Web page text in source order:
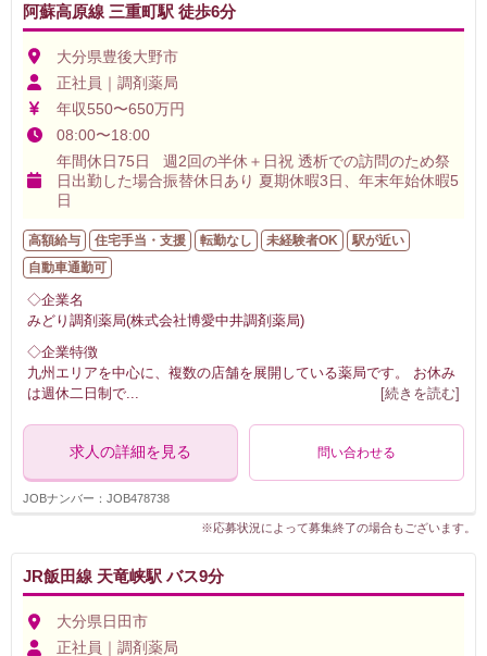
阿蘇高原線 三重町駅 徒歩6分
大分県豊後大野市
正社員｜調剤薬局
年収550〜650万円
08:00〜18:00
年間休日75日 週2回の半休＋日祝 透析での訪問のため祭
日出勤した場合振替休日あり 夏期休暇3日、年末年始休暇5
日
高額給与 住宅手当・支援 転勤なし 未経験者OK
駅が近い
自動車通勤可
◇企業名
みどり調剤薬局(株式会社博愛中井調剤薬局)
◇企業特徴
九州エリアを中心に、複数の店舗を展開している薬局です。 お休み
は週休二日制で
[続きを読む]
求人の詳細を見る 問い合わせる
JOBナンバー：JOB478738
※応募状況によって募集終了の場合もございます。
JR飯田線 天竜峡駅 バス9分
大分県日田市
正社員｜調剤薬局